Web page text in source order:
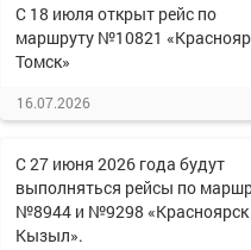
С 18 июля открыт рейс по
маршруту №10821
Томск»
16.07.2026
С 27 июня 2026 года будут
выполняться рейсы по
№8944 и №9298
Кызыл».